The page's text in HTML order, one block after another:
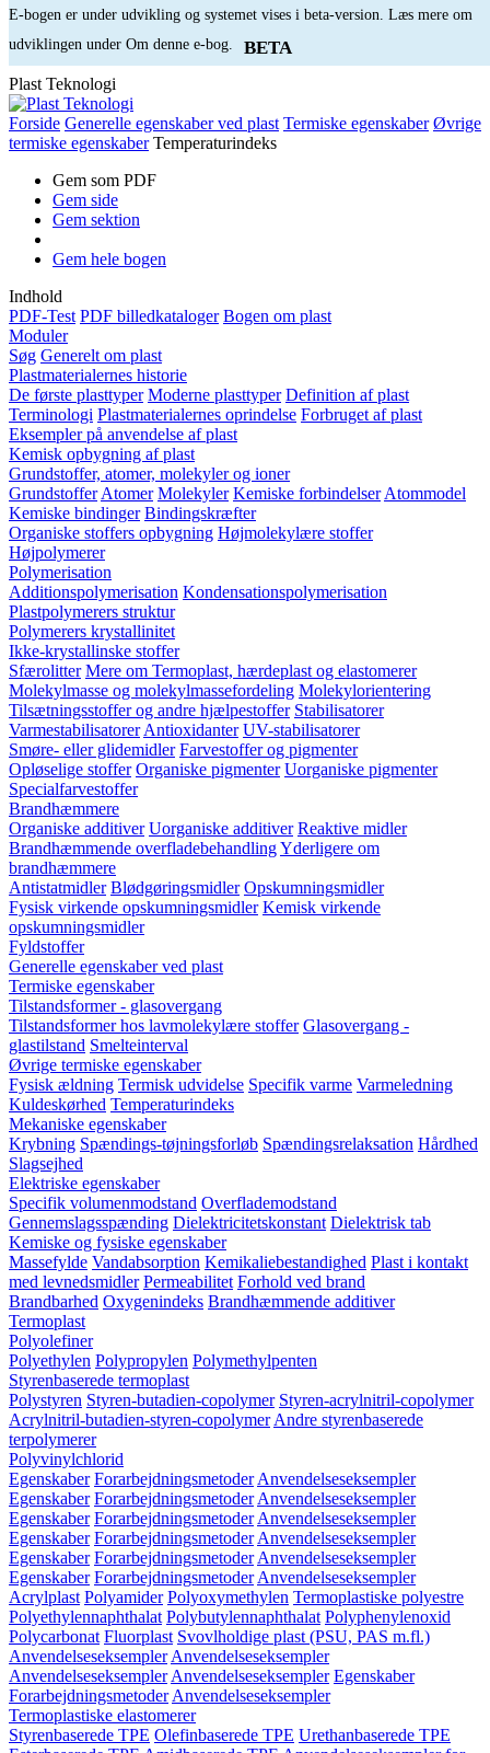
E-bogen er under udvikling og systemet vises i beta-version. Læs mere om
udviklingen under Om denne e-bog.
BETA
Plast Teknologi
Forside Generelle egenskaber ved plast Termiske egenskaber Øvrige
termiske egenskaber Temperaturindeks
Gem som PDF
Gem side
Gem sektion
Gem hele bogen
Indhold
PDF-Test PDF billedkataloger Bogen om plast
Moduler
Søg Generelt om plast
Plastmaterialernes historie
De første plasttyper Moderne plasttyper Definition af plast
Terminologi Plastmaterialernes oprindelse Forbruget af plast
Eksempler på anvendelse af plast
Kemisk opbygning af plast
Grundstoffer, atomer, molekyler og ioner
Grundstoffer Atomer Molekyler Kemiske forbindelser Atommodel
Kemiske bindinger Bindingskræfter
Organiske stoffers opbygning Højmolekylære stoffer
Højpolymerer
Polymerisation
Additionspolymerisation Kondensationspolymerisation
Plastpolymerers struktur
Polymerers krystallinitet
Ikke-krystallinske stoffer
Sfærolitter Mere om Termoplast, hærdeplast og elastomerer
Molekylmasse og molekylmassefordeling Molekylorientering
Tilsætningsstoffer og andre hjælpestoffer Stabilisatorer
Varmestabilisatorer Antioxidanter UV-stabilisatorer
Smøre- eller glidemidler Farvestoffer og pigmenter
Opløselige stoffer Organiske pigmenter Uorganiske pigmenter
Specialfarvestoffer
Brandhæmmere
Organiske additiver Uorganiske additiver Reaktive midler
Brandhæmmende overfladebehandlingYderligere om
brandhæmmere
Antistatmidler Blødgøringsmidler Opskumningsmidler
Fysisk virkende opskumningsmidler Kemisk virkende
opskumningsmidler
Fyldstoffer
Generelle egenskaber ved plast
Termiske egenskaber
Tilstandsformer - glasovergang
Tilstandsformer hos lavmolekylære stoffer Glasovergang -
glastilstand Smelteinterval
Øvrige termiske egenskaber
Fysisk ældning Termisk udvidelse Specifik varme Varmeledning
Kuldeskørhed Temperaturindeks
Mekaniske egenskaber
Krybning Spændings-tøjningsforløb Spændingsrelaksation Hårdhed
Slagsejhed
Elektriske egenskaber
Specifik volumenmodstand Overflademodstand
Gennemslagsspænding Dielektricitetskonstant Dielektrisk tab
Kemiske og fysiske egenskaber
Massefylde Vandabsorption Kemikaliebestandighed Plast i kontakt
med levnedsmidler Permeabilitet Forhold ved brand
Brandbarhed Oxygenindeks Brandhæmmende additiver
Termoplast
Polyolefiner
Polyethylen Polypropylen Polymethylpenten
Styrenbaserede termoplast
Polystyren Styren-butadien-copolymer Styren-acrylnitril-copolymer
Acrylnitril-butadien-styren-copolymer Andre styrenbaserede
terpolymerer
Polyvinylchlorid
Egenskaber Forarbejdningsmetoder Anvendelseseksempler
Egenskaber Forarbejdningsmetoder Anvendelseseksempler
Egenskaber Forarbejdningsmetoder Anvendelseseksempler
Egenskaber Forarbejdningsmetoder Anvendelseseksempler
Egenskaber Forarbejdningsmetoder Anvendelseseksempler
Egenskaber Forarbejdningsmetoder Anvendelseseksempler
Acrylplast Polyamider Polyoxymethylen Termoplastiske polyestre
Polyethylennaphthalat Polybutylennaphthalat Polyphenylenoxid
Polycarbonat Fluorplast Svovlholdige plast (PSU, PAS m.fl.)
Anvendelseseksempler Anvendelseseksempler
Anvendelseseksempler Anvendelseseksempler Egenskaber
Forarbejdningsmetoder Anvendelseseksempler
Termoplastiske elastomerer
Styrenbaserede TPE Olefinbaserede TPE Urethanbaserede TPE